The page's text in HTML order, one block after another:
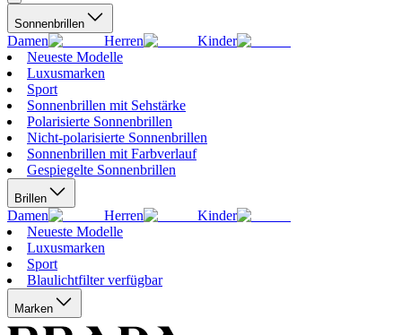
Sonnenbrillen
Damen Herren
Kinder
Neueste Modelle
Luxusmarken
Sport
Sonnenbrillen mit Sehstärke
Polarisierte Sonnenbrillen
Nicht-polarisierte Sonnenbrillen
Sonnenbrillen mit Farbverlauf
Gespiegelte Sonnenbrillen
Brillen
Damen Herren
Kinder
Neueste Modelle
Luxusmarken
Sport
Blaulichtfilter verfügbar
Marken